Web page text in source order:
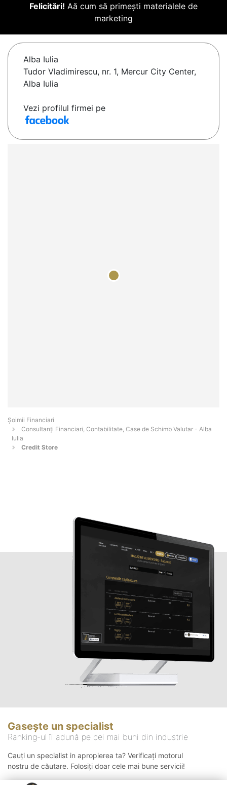
Felicitări! Aă cum să primești materialele de
marketing
Alba Iulia
Tudor Vladimirescu, nr. 1, Mercur City Center,
Alba Iulia
Vezi profilul firmei pe
Șoimii Financiari
Consultanți Financiari, Contabilitate, Case de Schimb Valutar - Alba
Iulia
Credit Store
Gasește un specialist
Ranking-ul îi adună pe cei mai buni din industrie
Cauți un specialist in apropierea ta? Verificați motorul
nostru de căutare. Folosiți doar cele mai bune servicii!